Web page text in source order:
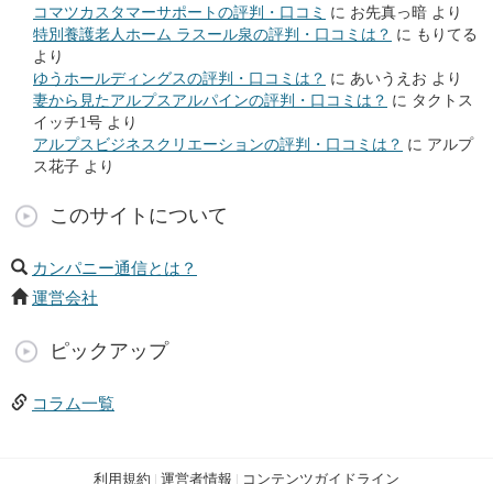
コマツカスタマーサポートの評判・口コミ に お先真っ暗 より
特別養護老人ホーム ラスール泉の評判・口コミは？ に もりてる
より
ゆうホールディングスの評判・口コミは？ に あいうえお より
妻から見たアルプスアルパインの評判・口コミは？ に タクトス
イッチ1号 より
アルプスビジネスクリエーションの評判・口コミは？ に アルプ
ス花子 より
このサイトについて
カンパニー通信とは？
運営会社
ピックアップ
コラム一覧
利用規約 | 運営者情報 | コンテンツガイドライン